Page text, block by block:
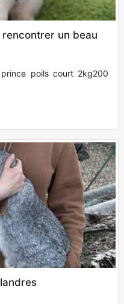
un beau
poils court 2kg200